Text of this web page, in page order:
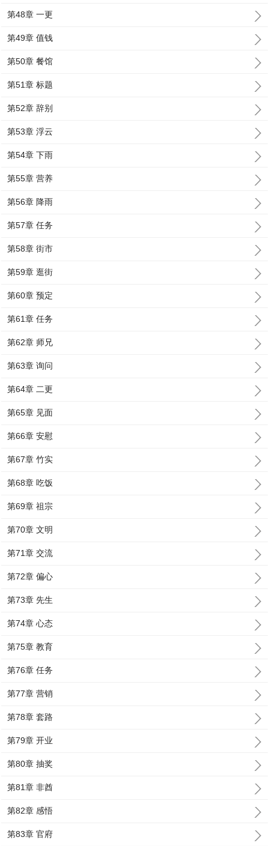
第48章 一更
第49章 值钱
第50章 餐馆
第51章 标题
第52章 辞别
第53章 浮云
第54章 下雨
第55章 营养
第56章 降雨
第57章 任务
第58章 街市
第59章 逛街
第60章 预定
第61章 任务
第62章 师兄
第63章 询问
第64章 二更
第65章 见面
第66章 安慰
第67章 竹实
第68章 吃饭
第69章 祖宗
第70章 文明
第71章 交流
第72章 偏心
第73章 先生
第74章 心态
第75章 教育
第76章 任务
第77章 营销
第78章 套路
第79章 开业
第80章 抽奖
第81章 非酋
第82章 感悟
第83章 官府